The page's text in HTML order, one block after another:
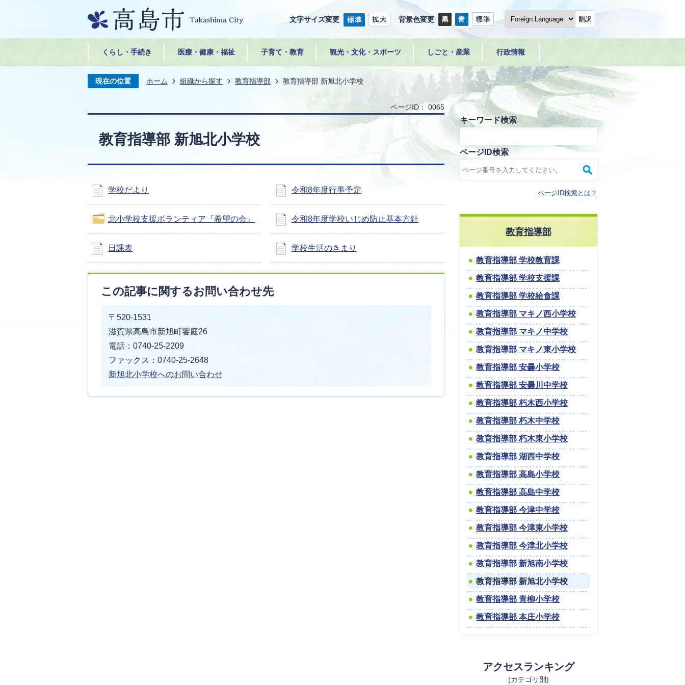
文字サイズ変更 背景色変更 翻訳
くらし・手続き 医療・健康・福祉 子育て・教育 観光・文化・スポーツ しごと・産業 行政情報
現在の位置 ホーム 組織から探す 教育指導部 教育指導部 新旭北小学校
ページID： 0065
教育指導部 新旭北小学校
学校だより 令和8年度行事予定
北小学校支援ボランティア『希望の会』 令和8年度学校いじめ防止基本方針
日課表 学校生活のきまり
この記事に関するお問い合わせ先
〒520-1531
滋賀県高島市新旭町饗庭26
電話：0740-25-2209
ファックス：0740-25-2648
新旭北小学校へのお問い合わせ
キーワード検索
ページID検索
ページID検索とは？
教育指導部
教育指導部 学校教育課
教育指導部 学校支援課
教育指導部 学校給食課
教育指導部 マキノ西小学校
教育指導部 マキノ中学校
教育指導部 マキノ東小学校
教育指導部 安曇小学校
教育指導部 安曇川中学校
教育指導部 朽木西小学校
教育指導部 朽木中学校
教育指導部 朽木東小学校
教育指導部 湖西中学校
教育指導部 高島小学校
教育指導部 高島中学校
教育指導部 今津中学校
教育指導部 今津東小学校
教育指導部 今津北小学校
教育指導部 新旭南小学校
教育指導部 新旭北小学校
教育指導部 青柳小学校
教育指導部 本庄小学校
アクセスランキング
(カテゴリ別)